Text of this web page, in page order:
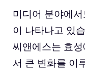
미디어 분야에
이 나타나고 있
씨앤에스는 효
서 큰 변화를 이